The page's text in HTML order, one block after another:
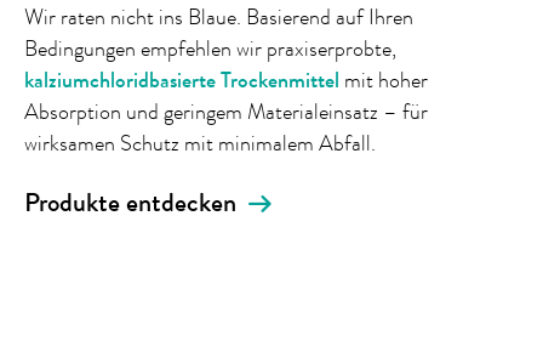
Wir raten nicht ins Blaue. Basierend auf Ihren
Bedingungen empfehlen wir praxiserprobte,
kalziumchloridbasierte Trockenmittel mit hoher
Absorption und geringem Materialeinsatz – für
wirksamen Schutz mit minimalem Abfall.
Produkte entdecken